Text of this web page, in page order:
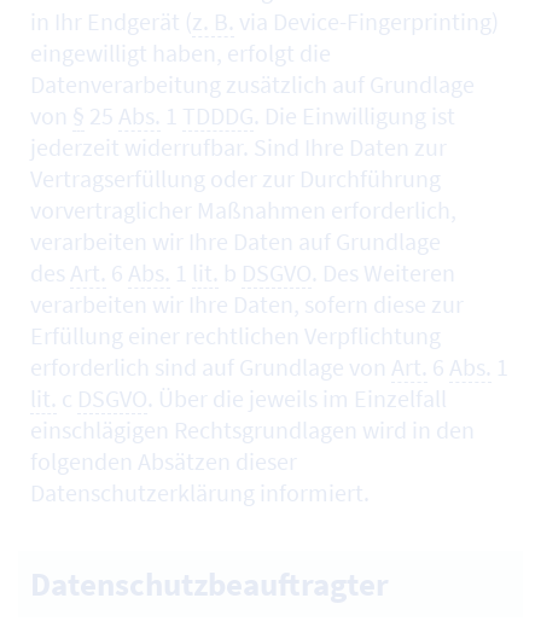
in Ihr Endgerät (z. B. via Device-Fingerprinting)
eingewilligt haben, erfolgt die
Datenverarbeitung zusätzlich auf Grundlage
von § 25 Abs. 1 TDDDG. Die Einwilligung ist
jederzeit widerrufbar. Sind Ihre Daten zur
Vertragserfüllung oder zur Durchführung
vorvertraglicher Maßnahmen erforderlich,
verarbeiten wir Ihre Daten auf Grundlage
des Art. 6 Abs. 1 lit. b DSGVO. Des Weiteren
verarbeiten wir Ihre Daten, sofern diese zur
Erfüllung einer rechtlichen Verpflichtung
erforderlich sind auf Grundlage von Art. 6 Abs. 1
lit. c DSGVO. Über die jeweils im Einzelfall
einschlägigen Rechtsgrundlagen wird in den
folgenden Absätzen dieser
Datenschutzerklärung informiert.